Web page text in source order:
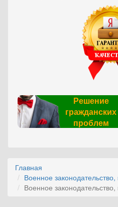
Решение
гражданских
проблем
Главная
Военное
Военное